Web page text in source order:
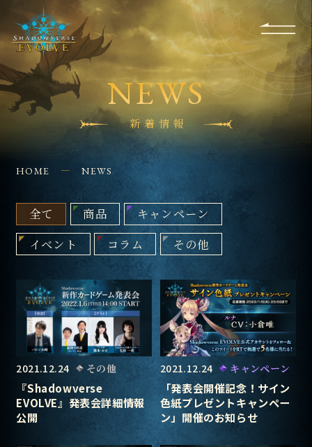
Q&A
SHOPS
CONTACT
NEWS
新着情報
HOME NEWS
全て 商品
キャンペーン
イベント
コラム その他
2021.12.24 その他
『Shadowverse
EVOLVE』発表会詳細情報
公開
2021.12.24 キャンペーン
「発表会開催記念！サイン
色紙プレゼントキャンペー
ン」開催のお知らせ